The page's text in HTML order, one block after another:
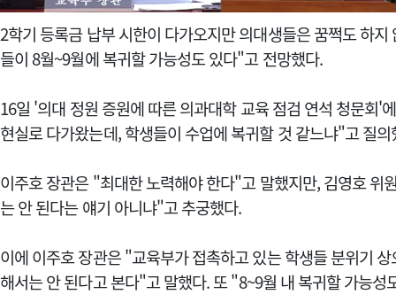
2학기 등록금 납부 시한이 다가오지만 의대생들은 꿈쩍도 하
들이 8월~9월에 복귀할 가능성도 있다"고 전망했다.
16일 '의대 정원 증원에 따른 의과대학 교육 점검 연석 청문회'
현실로 다가왔는데, 학생들이 수업에 복귀할 것 같느냐"고 질
이주호 장관은 "최대한 노력해야 한다"고 말했지만, 김영호 위
는 안 된다는 얘기 아니냐"고 추궁했다.
이에 이주호 장관은 "교육부가 접촉하고 있는 학생들 분위기
해서는 안 된다고 본다"고 말했다.또 "8~9월 내 복귀할 가능